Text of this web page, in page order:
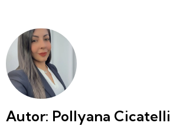
Autor: Pollyana Cicatelli